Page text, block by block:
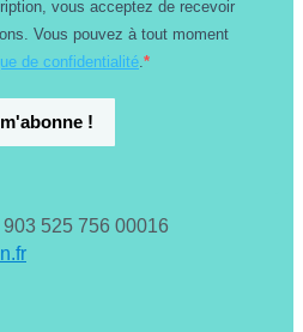
vous acceptez de recevoir
Vous pouvez à tout moment
de confidentialité
!
525 756 00016